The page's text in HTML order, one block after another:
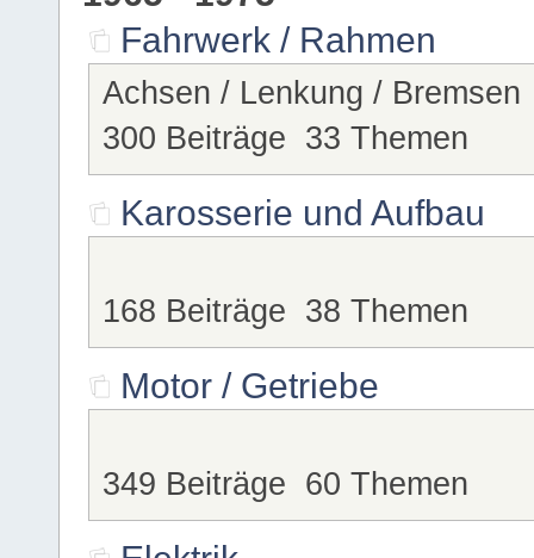
Fahrwerk / Rahmen
Achsen / Lenkung / Bremsen
300 Beiträge 33 Themen
Karosserie und Aufbau
168 Beiträge 38 Themen
Motor / Getriebe
349 Beiträge 60 Themen